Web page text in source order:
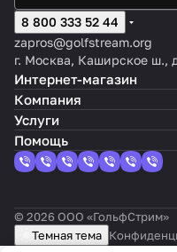
8 800 333 52 44
zapros@golfstream.org
г. Москва, Каширское ш.,
Интернет-магазин
Компания
Услуги
Помощь
© 2026 ООО «ГольфСтрим»
Темная тема